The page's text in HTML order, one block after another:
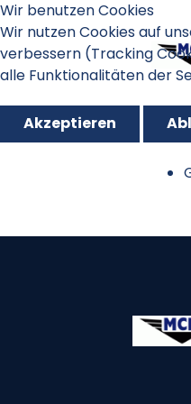
Wir benutzen Cookies
Wir nutzen Cookies auf
verbessern (Tracking
alle Funktionalitäten der
Akzeptieren